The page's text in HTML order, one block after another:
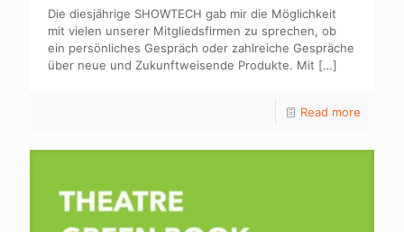
Die diesjährige SHOWTECH gab mir die Möglichkeit
mit vielen unserer Mitgliedsfirmen zu sprechen, ob
ein persönliches Gespräch oder zahlreiche Gespräche
über neue und Zukunftweisende Produkte. Mit […]
Read more